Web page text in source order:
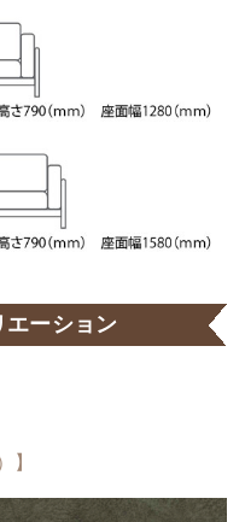
エーション
】